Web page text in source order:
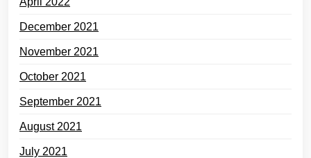
December 2021
November 2021
October 2021
September 2021
August 2021
July 2021